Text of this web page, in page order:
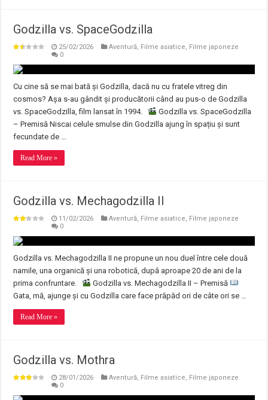
Godzilla vs. SpaceGodzilla
25/02/2026 Aventură, Filme asiatice, Filme japoneze
0
Cu cine să se mai bată și Godzilla, dacă nu cu fratele vitreg din
cosmos? Așa s-au gândit și producătorii când au pus-o de Godzilla
vs. SpaceGodzilla, film lansat în 1994.
Godzilla vs. SpaceGodzilla
– Premisă Niscai celule smulse din Godzilla ajung în spațiu și sunt
fecundate de …
Read More »
Godzilla vs. Mechagodzilla II
11/02/2026 Aventură, Filme asiatice, Filme japoneze
0
Godzilla vs. Mechagodzilla II ne propune un nou duel între cele două
namile, una organică și una robotică, după aproape 20 de ani de la
prima confruntare.
Godzilla vs. Mechagodzilla II – Premisă
Gata, mă, ajunge și cu Godzilla care face prăpăd ori de câte ori se …
Read More »
Godzilla vs. Mothra
28/01/2026 Aventură, Filme asiatice, Filme japoneze
0